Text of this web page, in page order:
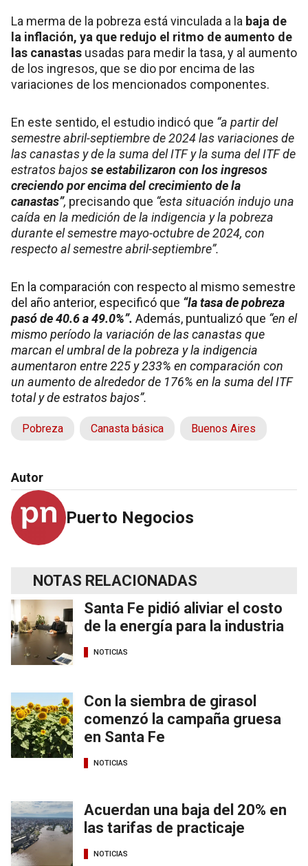
La merma de la pobreza está vinculada a la baja de
la inflación, ya que redujo el ritmo de aumento de
las canastas usadas para medir la tasa, y al aumento
de los ingresos, que se dio por encima de las
variaciones de los mencionados componentes.
En este sentido, el estudio indicó que “a partir del
semestre abril-septiembre de 2024 las variaciones de
las canastas y de la suma del ITF y la suma del ITF de
estratos bajosse estabilizaron con los ingresos
creciendo por encima del crecimiento de la
canastas”, precisando que “esta situación indujo una
caída en la medición de la indigencia y la pobreza
durante el semestre mayo-octubre de 2024, con
respecto al semestre abril-septiembre”.
En la comparación con respecto al mismo semestre
del año anterior, especificó que “la tasa de pobreza
pasó de 40.6 a 49.0%”. Además, puntualizó que “en el
mismo período la variación de las canastas que
marcan el umbral de la pobreza y la indigencia
aumentaron entre 225 y 233% en comparación con
un aumento de alrededor de 176% en la suma del ITF
total y de estratos bajos”.
Pobreza Canasta básica Buenos Aires
Autor
Puerto Negocios
NOTAS RELACIONADAS
Santa Fe pidió aliviar el costo
de la energía para la industria
NOTICIAS
Con la siembra de girasol
comenzó la campaña gruesa
en Santa Fe
NOTICIAS
Acuerdan una baja del 20% en
las tarifas de practicaje
NOTICIAS